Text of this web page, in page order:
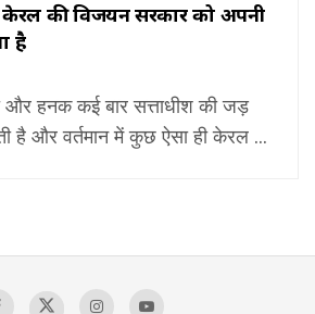
की विजयन सरकार को अपनी
है
और हनक कई बार सत्ताधीश की जड़
है और वर्तमान में कुछ ऐसा ही केरल ...